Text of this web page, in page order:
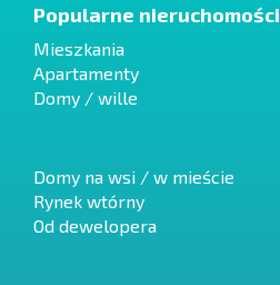
Popularne nieruchomości
Mieszkania
Apartamenty
Domy / wille
Domy na wsi / w mieście
Rynek wtórny
Od dewelopera